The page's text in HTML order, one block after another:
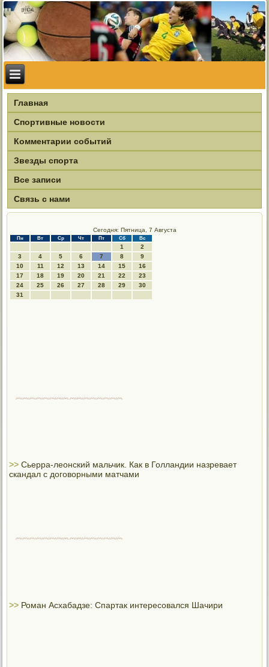
Главная
Спортивные новости
Комментарии событий
Звезды спорта
Все записи
Связь с нами
Сегодня: Пятница, 7 Августа
Пн Вт Ср Чт Пт Сб Вс
1
2
3
4 5 6 7 8
9
10
11 12 13 14 15
16
17
18 19 20 21 22
23
24
25 26 27 28 29
30
31
>>Сьерра-леонский мальчик. Как в Голландии назревает
скандал с договорными матчами
>> Роман Асхабадзе: Спартак интересовался Шачири